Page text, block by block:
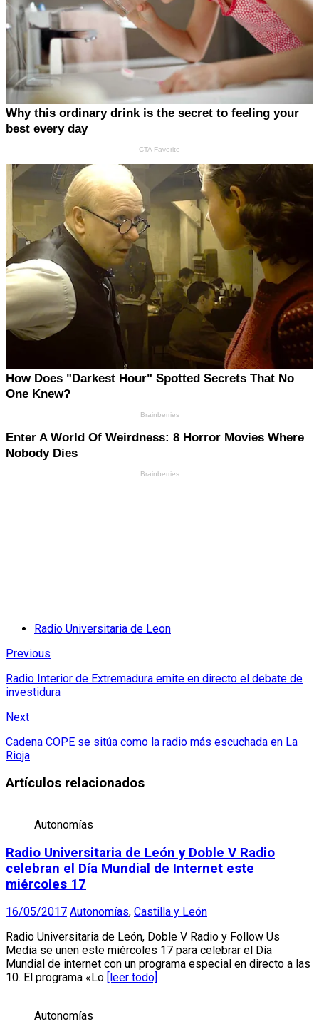
Radio Universitaria de Leon
Previous
Radio Interior de Extremadura emite en directo el debate de
investidura
Next
Cadena COPE se sitúa como la radio más escuchada en La
Rioja
Artículos relacionados
Autonomías
Radio Universitaria de León y Doble V Radio
celebran el Día Mundial de Internet este
miércoles 17
16/05/2017 Autonomías, Castilla y León
Radio Universitaria de León, Doble V Radio y Follow Us
Media se unen este miércoles 17 para celebrar el Día
Mundial de internet con un programa especial en directo a las
10. El programa «Lo
[leer todo]
Autonomías